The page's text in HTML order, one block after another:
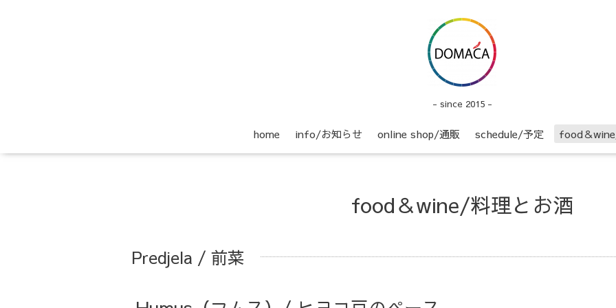
- since 2015 -
home info/お知らせ online shop/通販 schedule/予定 food＆
food＆wine/料理とお酒
Predjela / 前菜